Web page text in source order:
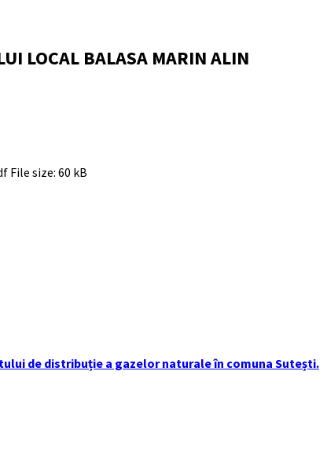
LOCAL BALASA MARIN ALIN
File size: 60 kB
de distribuție a gazelor naturale în comuna Sutești.